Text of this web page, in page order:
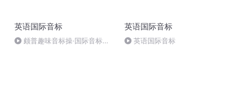
英语国际音标
颇普趣味音标操·国际音标学
英语国际音标
英语国际音标